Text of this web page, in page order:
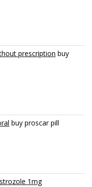
prescription buy
buy proscar pill
1mg